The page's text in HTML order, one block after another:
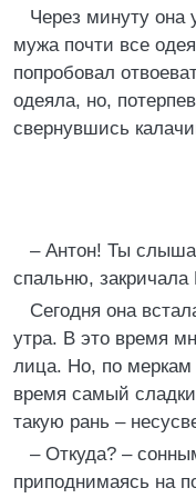
Через минуту она
мужа почти все
попробовал
одеяла, но,
свернувшись
– Антон! Ты
спальню, закричала
Сегодня она
утра. В это время
лица. Но, по меркам
время самый
такую рань –
– Откуда? –
приподнимаясь на